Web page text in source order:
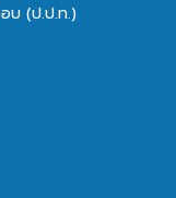
บ (ป.ป.ท.)